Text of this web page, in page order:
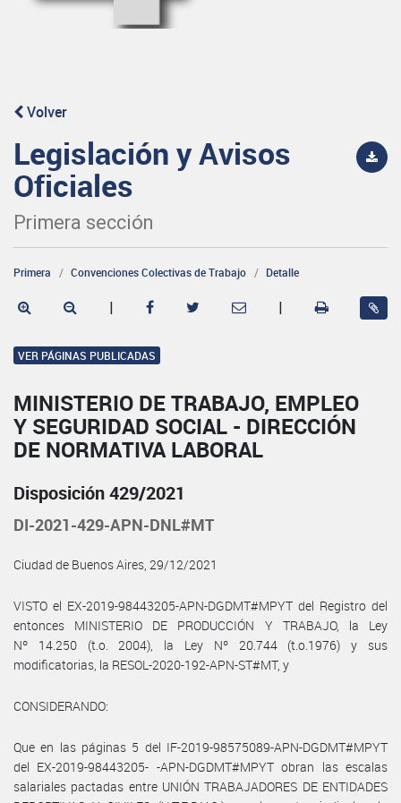
Volver
Legislación y Avisos
Oficiales
Primera sección
Primera Convenciones Colectivas de Trabajo Detalle
| |
VER PÁGINAS PUBLICADAS
MINISTERIO DE TRABAJO, EMPLEO
Y SEGURIDAD SOCIAL - DIRECCIÓN
DE NORMATIVA LABORAL
Disposición 429/2021
DI-2021-429-APN-DNL#MT
Ciudad de Buenos Aires, 29/12/2021
VISTO el EX-2019-98443205-APN-DGDMT#MPYT del Registro del
entonces MINISTERIO DE PRODUCCIÓN Y TRABAJO, la Ley
Nº 14.250 (t.o. 2004), la Ley Nº 20.744 (t.o.1976) y sus
modificatorias, la RESOL-2020-192-APN-ST#MT, y
CONSIDERANDO:
Que en las páginas 5 del IF-2019-98575089-APN-DGDMT#MPYT
del EX-2019-98443205- -APN-DGDMT#MPYT obran las escalas
salariales pactadas entre UNIÓN TRABAJADORES DE ENTIDADES